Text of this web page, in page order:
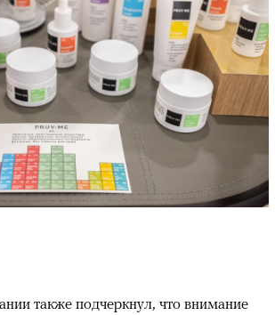
также подчеркнул, что внимание